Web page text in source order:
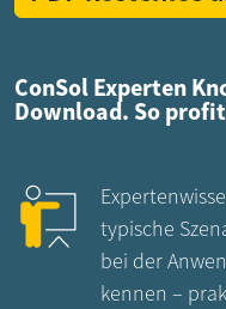
ConSol Experten
Download. So
typische
bei der
kennen –